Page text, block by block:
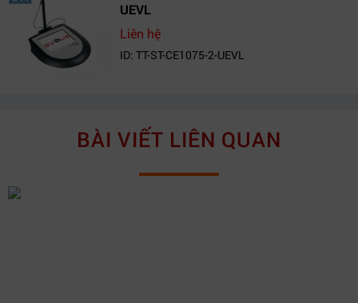
UEVL
Liên hệ
ID: TT-ST-CE1075-2-UEVL
BÀI VIẾT LIÊN QUAN